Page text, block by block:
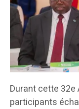
Durant cette
participants